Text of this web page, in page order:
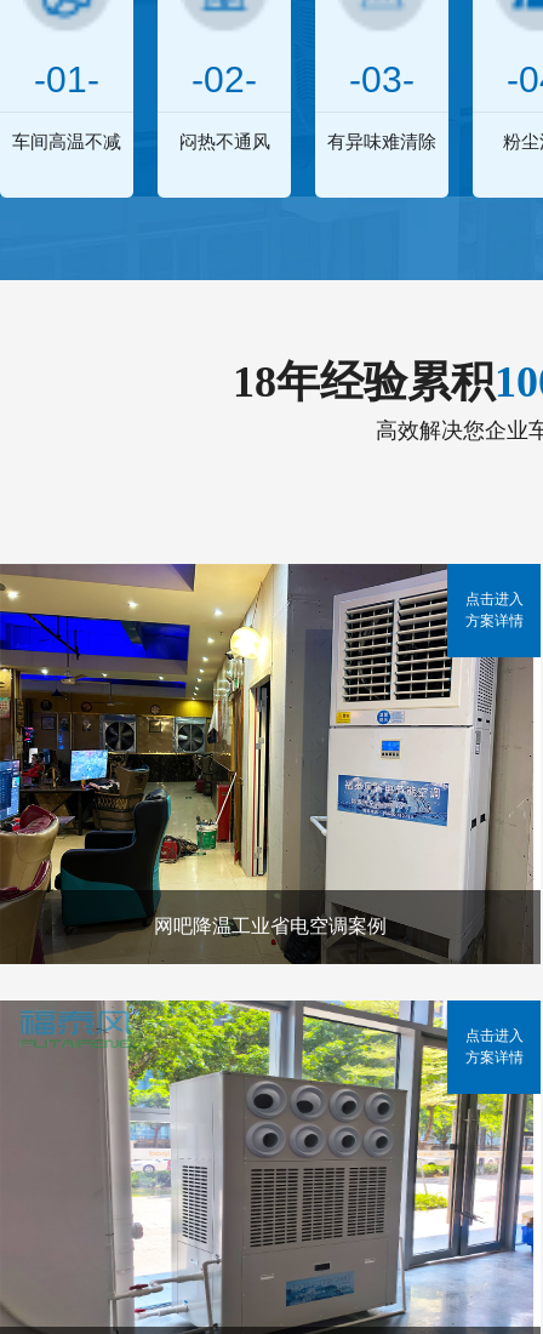
-01-
车间高温不减
-02-
闷热不通风
-03-
有异味难清除
-
粉尘
18年经验累积
高效解决您企业
网吧降温工业省电空调案例
点击进入
方案详情
点击进入
方案详情